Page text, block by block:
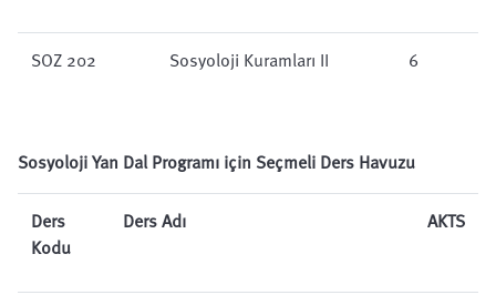
SOZ 202 Sosyoloji Kuramları II 6
Sosyoloji Yan Dal Programı için Seçmeli Ders Havuzu
Ders
Kodu
Ders Adı AKTS